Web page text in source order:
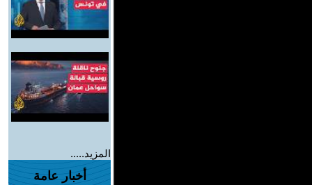
المزيد.....
أخبار عامة